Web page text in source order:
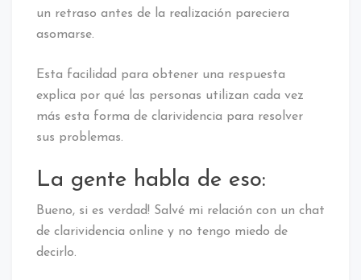
un retraso antes de la realización pareciera
asomarse.
Esta facilidad para obtener una respuesta
explica por qué las personas utilizan cada vez
más esta forma de clarividencia para resolver
sus problemas.
La gente habla de eso:
Bueno, si es verdad! Salvé mi relación con un chat
de clarividencia online y no tengo miedo de
decirlo.